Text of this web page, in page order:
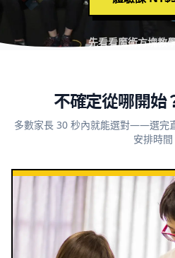
先看看魔術方塊教
不確定從哪開始
多數家長 30 秒內就能選對——選完
安排時間